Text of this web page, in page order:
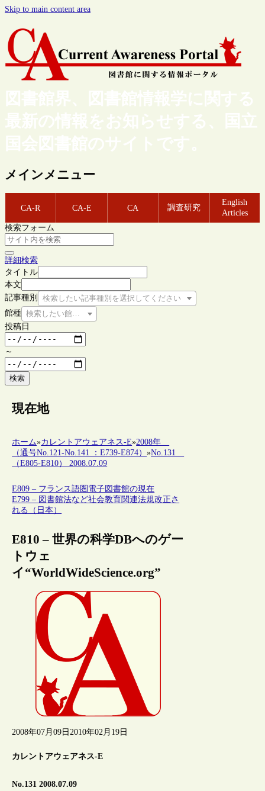
Skip to main content area
図書館界、図書館情報学に関する
最新の情報をお知らせする、国立
国会図書館のサイトです。
メインメニュー
CA-R CA-E CA 調査研究
English
Articles
検索フォーム
詳細検索
タイトル
本文
記事種別
検索したい記事種別を選択してください
館種 検索したい館種を選択してください
投稿日
～
検索
現在地
ホーム»カレントアウェアネス-E»2008年
（通号No.121-No.141 ：E739-E874）»No.131
（E805-E810） 2008.07.09
E809 – フランス語圏電子図書館の現在
E799 – 図書館法など社会教育関連法規改正さ
れる（日本）
E810 – 世界の科学DBへのゲー
トウェ
イ“WorldWideScience.org”
2008年07月09日 2010年02月19日
カレントアウェアネス-E
No.131 2008.07.09